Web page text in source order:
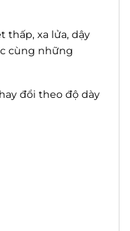
thấp, xa lửa, dậy
cùng những
đổi theo độ dày